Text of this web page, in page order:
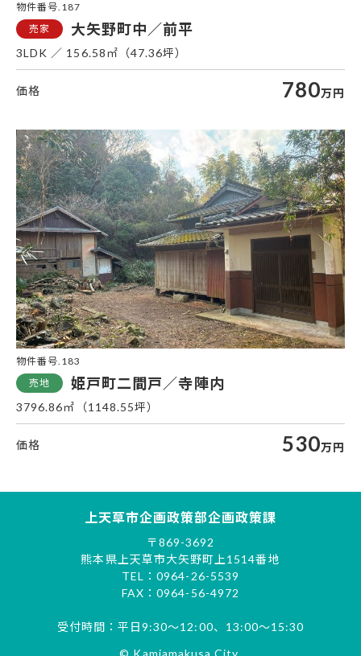
物件番号.187
大矢野町中／前平
3LDK 156.58㎡（47.36坪）
780万円
物件番号.183
姫戸町二間戸／寺陣内
3796.86㎡（1148.55坪）
530万円
上天草市企画政策部企画政策課
〒869-3692
熊本県上天草市大矢野町上1514番地
TEL：0964-26-5539
FAX：0964-56-4972
受付時間：平日9:30～12:00、13:00～15:30